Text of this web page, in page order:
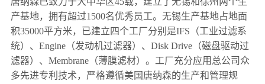
产基地，拥有超过1500名优秀员工。无锡生产基地占地面
积35000平方米，已建立四个工厂分别是IFS（工业过滤系
统）、Engine（发动机过滤器）、Disk Drive（磁盘驱动过
滤器）、Membrane（薄膜滤材）。工厂充分应用总公司众
多先进专利技术，严格遵循美国唐纳森的生产和管理规